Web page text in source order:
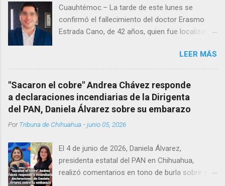
Cuauhtémoc.– La tarde de este lunes se
confirmó el fallecimiento del doctor Erasmo
Estrada Cano, de 42 años, quien fue localizado
Menonita, ubicada en el kilómetro 10 del
Corredor Comercial. Según reportes el médico
se habría quitado la vida mientras permanecía
encerrado en el consultorio, por lo que
autoridades tuvieron que derribar la puerta,
Estrada, quien se desempeñó como presidente
un médico reconocido en la región.
LEER MÁS
"Sacaron el cobre" Andrea Chávez responde
a declaraciones incendiarias de la Dirigenta
del PAN, Daniela Álvarez sobre su embarazo
PorTribuna de Chihuahua -junio 05, 2026
El 4 de junio de 2026, Daniela Álvarez,
presidenta estatal del PAN en Chihuahua,
realizó comentarios en tono de burla sobre el